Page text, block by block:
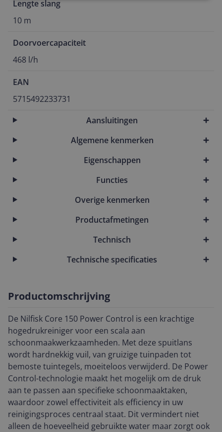
Lengte slang
10 m
Doorvoercapaciteit
468 l/h
EAN
5715492233731
Aansluitingen
Algemene kenmerken
Eigenschappen
Functies
Overige kenmerken
Productafmetingen
Technisch
Technische specificaties
Productomschrijving
De Nilfisk Core 150 Power Control is een krachtige
hogedrukreiniger voor een scala aan
schoonmaakwerkzaamheden. Met deze spuitlans
wordt hardnekkig vuil, van gruizige tuinpaden tot
bemoste tuintegels, moeiteloos verwijderd. De Power
Control-technologie maakt het mogelijk om de druk
aan te passen aan specifieke schoonmaaktaken,
waardoor zowel effectiviteit als efficiency in uw
reinigingsproces centraal staat. Dit vermindert niet
alleen de hoeveelheid gebruikte water maar zorgt ook